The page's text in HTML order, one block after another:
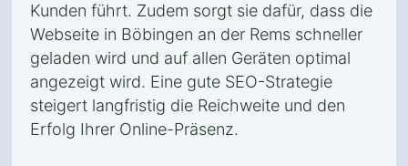
Kunden führt. Zudem sorgt sie dafür, dass die
Webseite in Böbingen an der Rems schneller
geladen wird und auf allen Geräten optimal
angezeigt wird. Eine gute SEO-Strategie
steigert langfristig die Reichweite und den
Erfolg Ihrer Online-Präsenz.